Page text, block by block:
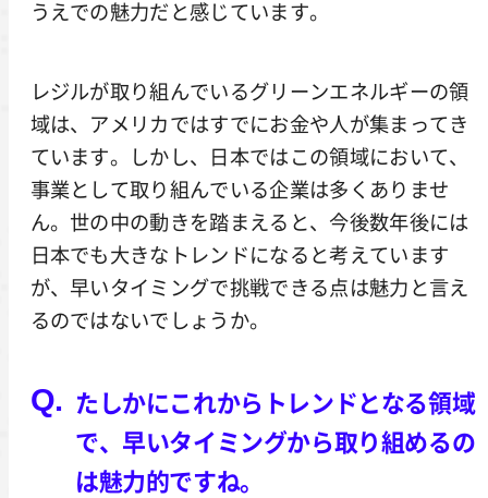
うえでの魅力だと感じています。
レジルが取り組んでいるグリーンエネルギーの領
域は、アメリカではすでにお金や人が集まってき
ています。しかし、日本ではこの領域において、
事業として取り組んでいる企業は多くありませ
ん。世の中の動きを踏まえると、今後数年後には
日本でも大きなトレンドになると考えています
が、早いタイミングで挑戦できる点は魅力と言え
るのではないでしょうか。
たしかにこれからトレンドとなる領域
で、早いタイミングから取り組めるの
は魅力的ですね。